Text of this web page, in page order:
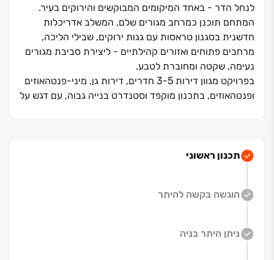
לנחל הדר - באחד המיקומים המבוקשים והירוקים בעיר.
המתחם תוכנן כמרחב מגורים שלם, המשלב אדריכלות
חדשנית בסגנון טראסות עם גגות ירוקים, שבילי הליכה,
מרחבים פתוחים ואזורים קהילתיים - ליצירת סביבת מגורים
נעימה, שקטה ומחוברת לטבע.
בפרויקט מגוון דירות ‏3-5 חדרים, דירות גן, מיני-פנטהאוזים
ופנטהאוזים, בתכנון מוקפד וסטנדרט בנייה גבוה, עם דגש על
מרכזי תרבות, פנאי וקולינריה, וכן קרבה לערים רעננה,
בשילוב נגישות נוחה למרכזי העיר והאזור.
תכנון ראשוני
הוגשה בקשה להיתר
ניתן היתר בניה